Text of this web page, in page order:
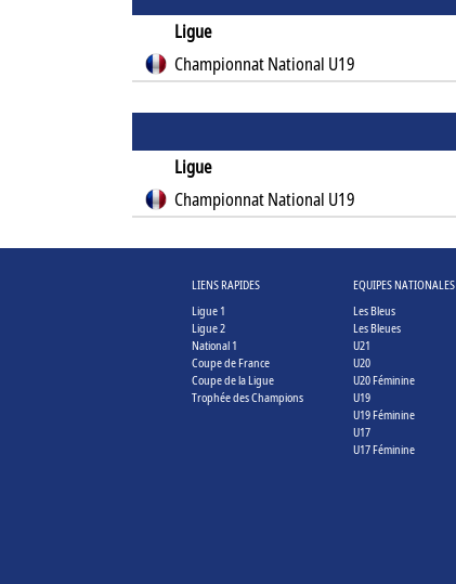
Ligue
Championnat National U19
Ligue
Championnat National U19
LIENS RAPIDES
Ligue 1
Ligue 2
National 1
Coupe de France
Coupe de la Ligue
Trophée des Champions
EQUIPES NATIONALES
Les Bleus
Les Bleues
U21
U20
U20 Féminine
U19
U19 Féminine
U17
U17 Féminine